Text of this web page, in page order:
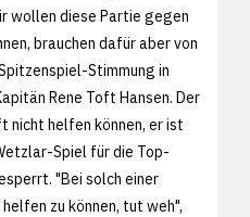
wollen diese Partie gegen
brauchen dafür aber von
Stimmung in
Rene Toft Hansen. Der
nicht helfen können, er ist
Spiel für die Top-
"Bei solch einer
zu können, tut weh",